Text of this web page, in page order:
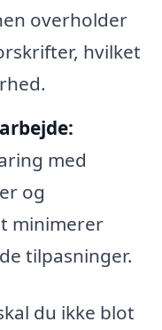
overholder
hvilket
med
og
minimerer
tilpasninger.
du ikke blot